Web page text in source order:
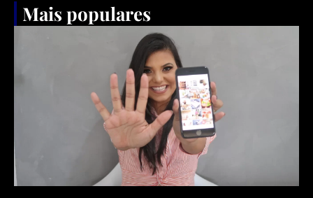
Mais populares